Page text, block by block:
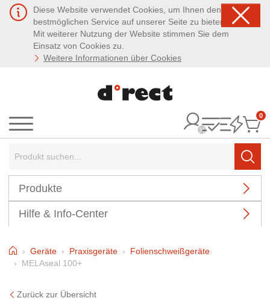
Diese Website verwendet Cookies, um Ihnen den
bestmöglichen Service auf unserer Seite zu bieten.
Mit weiterer Nutzung der Website stimmen Sie dem
Einsatz von Cookies zu.
Weitere Informationen über Cookies
Menü
0
Produkte
Hilfe & Info-Center
HomeGeräte Praxisgeräte
Folienschweißgeräte
MELAseal 100+
Zurück zur Übersicht